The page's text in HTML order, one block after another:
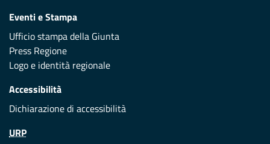
Eventi e Stampa
Ufficio stampa della Giunta
Press Regione
Logo e identità regionale
Accessibilità
Dichiarazione di accessibilità
URP